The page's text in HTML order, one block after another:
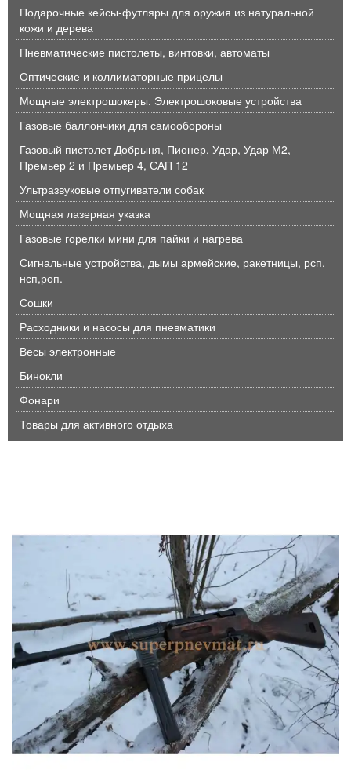
Подарочные кейсы-футляры для оружия из натуральной
кожи и дерева
Пневматические пистолеты, винтовки, автоматы
Оптические и коллиматорные прицелы
Мощные электрошокеры. Электрошоковые устройства
Газовые баллончики для самообороны
Газовый пистолет Добрыня, Пионер, Удар, Удар М2,
Премьер 2 и Премьер 4, САП 12
Ультразвуковые отпугиватели собак
Мощная лазерная указка
Газовые горелки мини для пайки и нагрева
Сигнальные устройства, дымы армейские, ракетницы, рсп,
нсп,роп.
Сошки
Расходники и насосы для пневматики
Весы электронные
Бинокли
Фонари
Товары для активного отдыха